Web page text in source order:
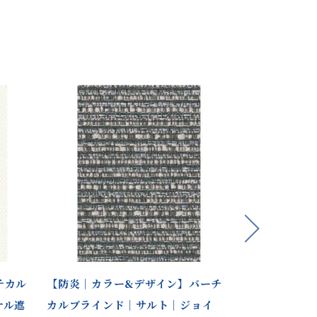
カル
遮
【防炎｜カラー&デザイン】バーチ
カルブラインド｜サルト｜ジョイ
Next